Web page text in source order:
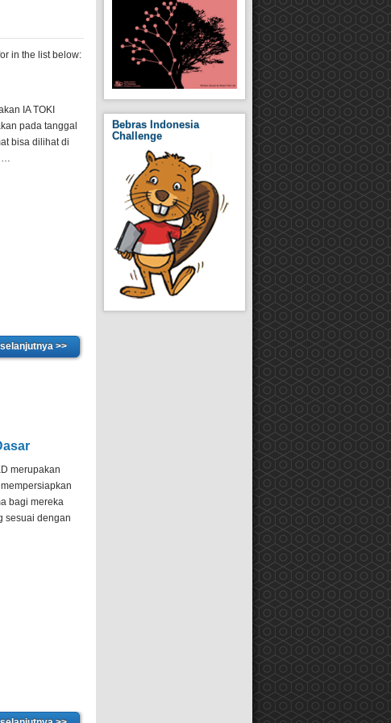
in the list below:
IA TOKI
pada tanggal
bisa dilihat di
…
selanjutnya >>
merupakan
bagi mereka
sesuai dengan
Bebras Indonesia
Challenge